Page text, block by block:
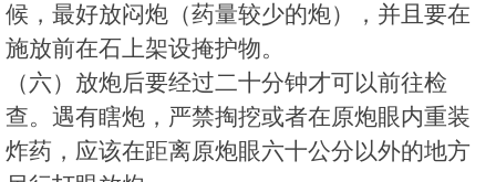
候，最好放闷炮（药量较少的炮），并且要在
施放前在石上架设掩护物。
（六）放炮后要经过二十分钟才可以前往检
查。遇有瞎炮，严禁掏挖或者在原炮眼内重装
炸药，应该在距离原炮眼六十公分以外的地方